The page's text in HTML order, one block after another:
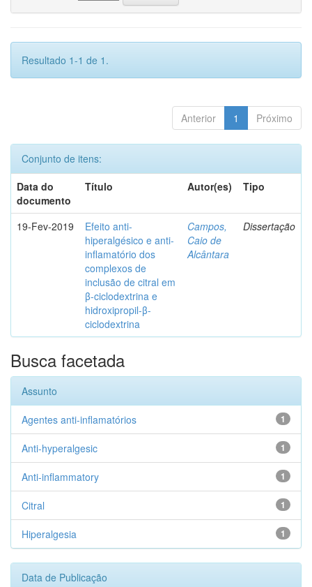
Resultado 1-1 de 1.
Anterior 1 Próximo
Conjunto de itens:
Data do
documento
Título Autor(es) Tipo
19-Fev-2019
Efeito anti-
hiperalgésico e anti-
inflamatório dos
complexos de
inclusão de citral em
β-ciclodextrina e
hidroxipropil-β-
ciclodextrina
Campos,
Caio de
Alcântara
Dissertação
Busca facetada
Assunto
1
Agentes anti-inflamatórios
1
Anti-hyperalgesic
1
Anti-inflammatory
1
Citral
1
Hiperalgesia
Data de Publicação